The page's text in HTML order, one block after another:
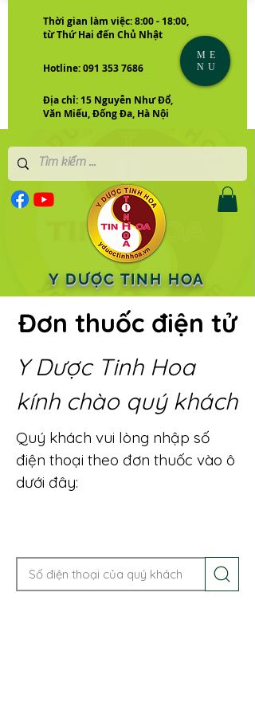
Thời gian làm việc: 8:00 - 18:00,
từ Thứ Hai đến Chủ Nhật
Hotline: 091 353 7686
Địa chỉ: 15 Nguyễn Như Đổ,
Văn Miếu, Đống Đa, Hà Nội
Y DƯỢC TINH HOA
ME
NU
Đơn thuốc điện tử
Y Dược Tinh Hoa
kính chào quý khách
Quý khách vui lòng nhập số
điện thoại theo đơn thuốc vào ô
dưới đây: